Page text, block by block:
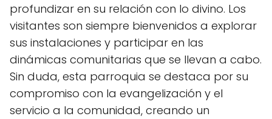
profundizar en su relación con lo divino. Los
visitantes son siempre bienvenidos a explorar
sus instalaciones y participar en las
dinámicas comunitarias que se llevan a cabo.
Sin duda, esta parroquia se destaca por su
compromiso con la evangelización y el
servicio a la comunidad, creando un